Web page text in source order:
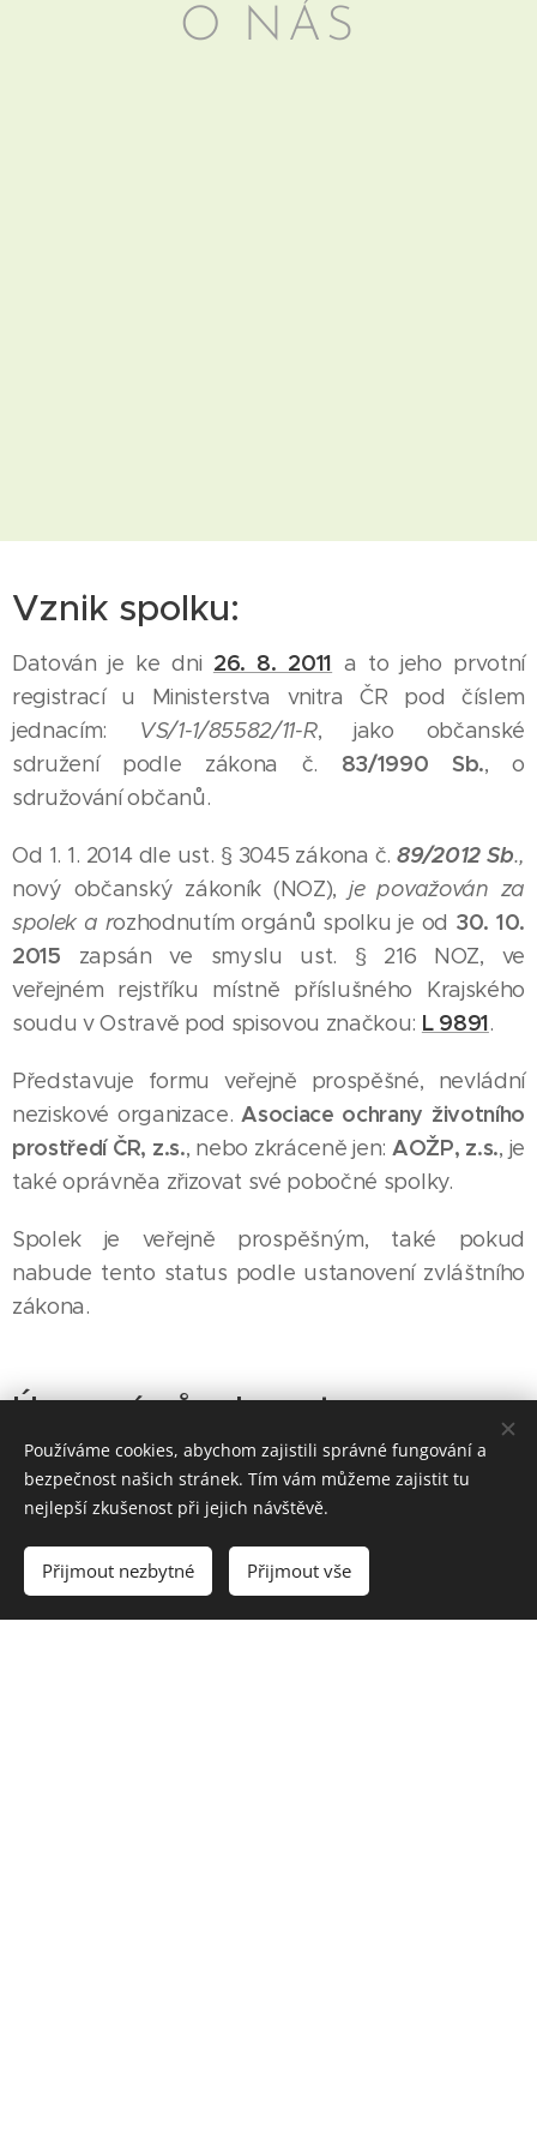
O NÁS
Vznik spolku:
Datován je ke dni 26. 8. 2011 a to jeho prvotní
registrací u Ministerstva vnitra ČR pod číslem
jednacím: VS/1-1/85582/11-R, jako občanské
sdružení podle zákona č. 83/1990 Sb., o
sdružování občanů.
Od 1. 1. 2014 dle ust. § 3045 zákona č.89/2012 Sb.,
nový občanský zákoník(NOZ),je považován za
spolek a rozhodnutím orgánů spolku je od 30. 10.
2015 zapsán ve smyslu ust. § 216 NOZ, ve
veřejném rejstříku místně příslušného Krajského
soudu v Ostravě pod spisovou značkou: L 9891.
Představuje formu veřejně prospěšné, nevládní
neziskové organizace.Asociace ochrany životního
prostředí ČR, z.s., nebo zkráceně jen: AOŽP, z.s., je
také oprávněa zřizovat své pobočné spolky.
Spolek je veřejně prospěšným, také pokud
nabude tento status podle ustanovení zvláštního
zákona.
Územní působnost:
Česká republika a zejména oblasti, v nichž
prováděná činnost může mít vliv na kvalitu
majetek.
Používáme cookies, abychom zajistili správné fungování a
bezpečnost našich stránek. Tím vám můžeme zajistit tu
nejlepší zkušenost při jejich návštěvě.
Přijmout nezbytné Přijmout vše